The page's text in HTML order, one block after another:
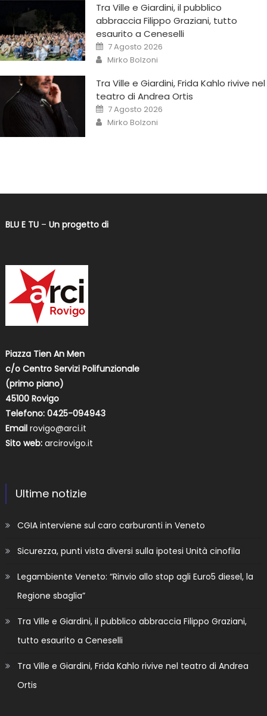
Tra Ville e Giardini, il pubblico
abbraccia Filippo Graziani, tutto
esaurito a Ceneselli
7 Agosto 2026
Mirko Bolzoni
Tra Ville e Giardini, Frida Kahlo rivive nel
teatro di Andrea Ortis
7 Agosto 2026
Mirko Bolzoni
BLU E TU– Un progetto di
Piazza Tien An Men
c/o Centro Servizi Polifunzionale
(primo piano)
45100 Rovigo
Telefono: 0425-094943
Email rovigo@arci.it
Sito web: arcirovigo.it
Ultime notizie
CGIA interviene sul caro carburanti in Veneto
Sicurezza, punti vista diversi sulla ipotesi Unità cinofila
Legambiente Veneto: “Rinvio allo stop agli Euro5 diesel, la
Regione sbaglia”
Tra Ville e Giardini, il pubblico abbraccia Filippo Graziani,
tutto esaurito a Ceneselli
Tra Ville e Giardini, Frida Kahlo rivive nel teatro di Andrea
Ortis